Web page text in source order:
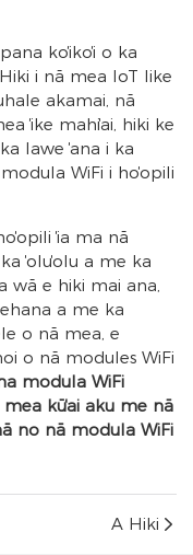
koʻikoʻi o ka
i nā mea IoT like
akamai, nā
ʻike mahiʻai, hiki ke
lawe ʻana i ka
WiFi i hoʻopili
ʻia ma nā
ʻoluʻolu a me ka
wā e hiki mai ana,
a me ka
o nā mea, e
o nā modules WiFi
modula WiFi
mea kūʻai aku me nā
no nā modula WiFi
A Hiki